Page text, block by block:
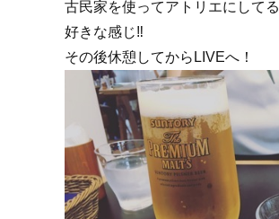
古民家を使ってアトリエにして
好きな感じ‼︎
その後休憩してからLIVEへ！